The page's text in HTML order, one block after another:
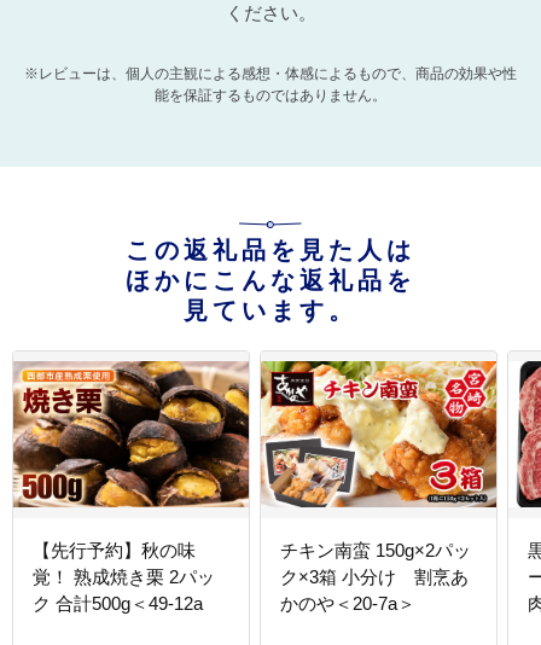
ください。
※レビューは、個人の主観による感想・体感によるもので、商品の効果や性
能を保証するものではありません。
この返礼品を見た人は
ほかにこんな返礼品を
見ています。
【先行予約】秋の味
覚！ 熟成焼き栗 2パッ
ク 合計500g＜49-12a
チキン南蛮 150g×2パッ
ク×3箱 小分け 割烹あ
かのや＜20-7a＞